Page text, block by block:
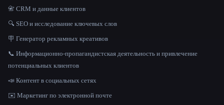
📇 CRM и данные клиентов
🔍 SEO и исследование ключевых слов
🪧 Генератор рекламных креативов
📞 Информационно-пропагандистская деятельность и привлечение
потенциальных клиентов
📣 Контент в социальных сетях
✉️ Маркетинг по электронной почте